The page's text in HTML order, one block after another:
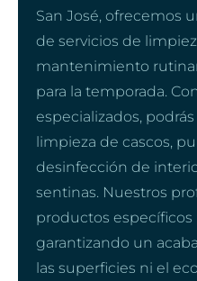
San José, ofrecemos
de servicios de
mantenimiento
para la temporada.
especializados,
limpieza de cascos,
desinfección de
sentinas. Nuestros
productos
garantizando un
las superficies ni el